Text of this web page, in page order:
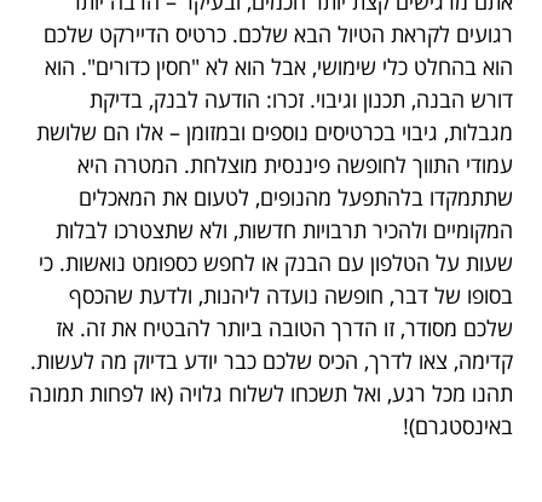
רגועים לקראת הטיול הבא שלכם. כרטיס הדיירקט שלכם
הוא בהחלט כלי שימושי, אבל הוא לא "חסין כדורים". הוא
דורש הבנה, תכנון וגיבוי. זכרו: הודעה לבנק, בדיקת
מגבלות, גיבוי בכרטיסים נוספים ובמזומן – אלו הם שלושת
עמודי התווך לחופשה פיננסית מוצלחת. המטרה היא
שתתמקדו בלהתפעל מהנופים, לטעום את המאכלים
המקומיים ולהכיר תרבויות חדשות, ולא שתצטרכו לבלות
שעות על הטלפון עם הבנק או לחפש כספומט נואשות. כי
בסופו של דבר, חופשה נועדה ליהנות, ולדעת שהכסף
שלכם מסודר, זו הדרך הטובה ביותר להבטיח את זה. אז
קדימה, צאו לדרך, הכיס שלכם כבר יודע בדיוק מה לעשות.
תהנו מכל רגע, ואל תשכחו לשלוח גלויה (או לפחות תמונה
באינסטגרם)!